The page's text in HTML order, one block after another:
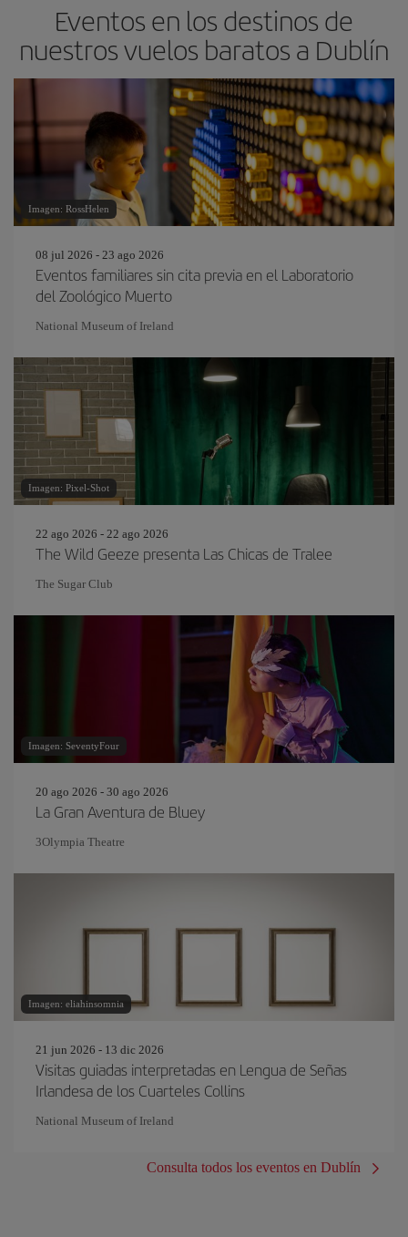
Eventos en los destinos de
nuestros vuelos baratos a Dublín
Imagen: RossHelen
08 jul 2026 - 23 ago 2026
Eventos familiares sin cita previa en el Laboratorio
del Zoológico Muerto
National Museum of Ireland
Imagen: Pixel-Shot
22 ago 2026 - 22 ago 2026
The Wild Geeze presenta Las Chicas de Tralee
The Sugar Club
Imagen: SeventyFour
20 ago 2026 - 30 ago 2026
La Gran Aventura de Bluey
3Olympia Theatre
Imagen: eliahinsomnia
21 jun 2026 - 13 dic 2026
Visitas guiadas interpretadas en Lengua de Señas
Irlandesa de los Cuarteles Collins
National Museum of Ireland
Consulta todos los eventos en Dublín